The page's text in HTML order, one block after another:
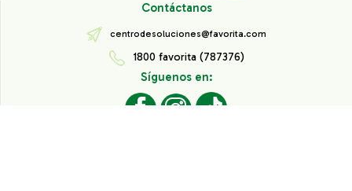
Contáctanos
centrodesoluciones@favorita.com
1800 favorita (787376)
Síguenos en: